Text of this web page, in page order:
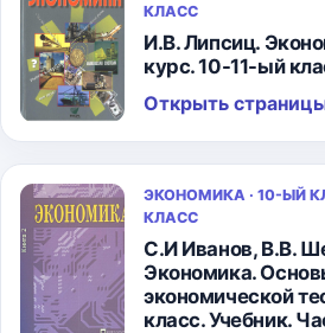
КЛАСС
И.В. Липсиц.
курс. 10-11-ый
Открыть
ЭКОНОМИКА · 10-ЫЙ
КЛАСС
С.И Иванов, В.В.
Экономика.
экономической
класс. Учебник.